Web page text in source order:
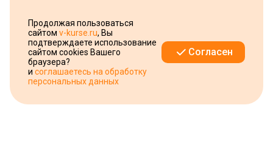
Продолжая пользоваться
сайтом v-kurse.ru, Вы
подтверждаете использование
сайтом cookies Вашего
браузера?
и соглашаетесь на обработку
персональных данных
Согласен